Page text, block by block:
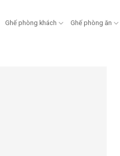
Ghế phòng khách Ghế phòng ăn